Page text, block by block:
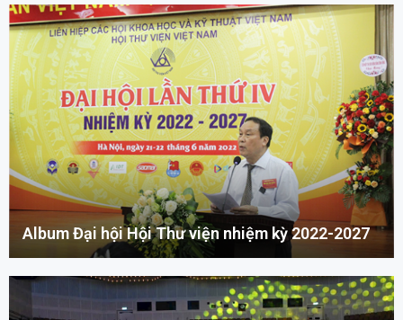
Album Đại hội Hội Thư viện nhiệm kỳ 2022-2027